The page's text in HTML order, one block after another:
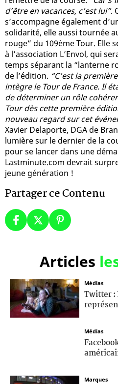
d’être en vacances, c’est lui”.
s’accompagne également
solidarité, elle aussi tournée
rouge” du 109ème Tour. Elle
à l’association L’Envol, qui
temps séparant la “lanterne
de l’édition. “C’est la
intègre le Tour de France. Il
de déterminer un rôle
Tour dès cette première
nouveau regard sur cet
Xavier Delaporte, DGA de
lumière sur le dernier de la
pour se lancer dans une
Lastminute.com devrait
jeune génération !
Partager ce Contenu
Articles
Médias
Twitter :
Médias
Marques